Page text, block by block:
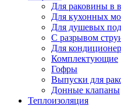
Для раковины в
Для кухонных
Для душевых
С разрывом
Для
Комплектующие
Гофры
Выпуски для
Донные клапаны
Теплоизоляция